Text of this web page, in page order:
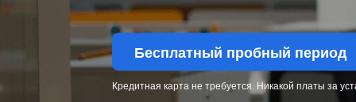
Бесплатный пробный период
Кредитная карта не требуется. Никакой платы за